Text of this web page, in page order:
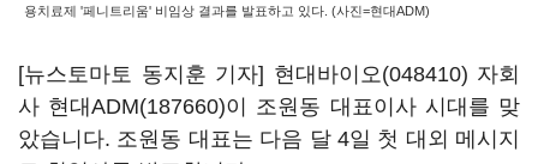
용치료제 '페니트리움' 비임상 결과를 발표하고 있다. (사진=현대ADM)
[뉴스토마토 동지훈 기자] 현대바이오(048410) 자회
사 현대ADM(187660)이 조원동 대표이사 시대를 맞
았습니다. 조원동 대표는 다음 달 4일 첫 대외 메시지